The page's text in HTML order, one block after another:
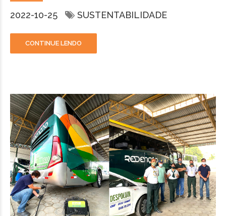
2022-10-25 SUSTENTABILIDADE
CONTINUE LENDO